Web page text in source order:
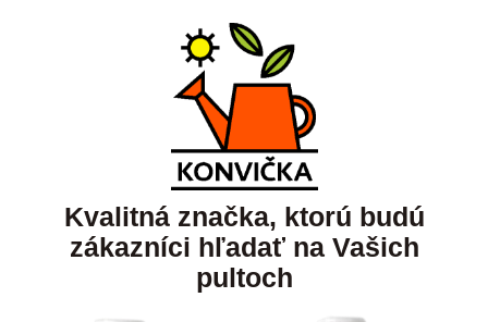
Kvalitná značka, ktorú budú
zákazníci hľadať na Vašich
pultoch